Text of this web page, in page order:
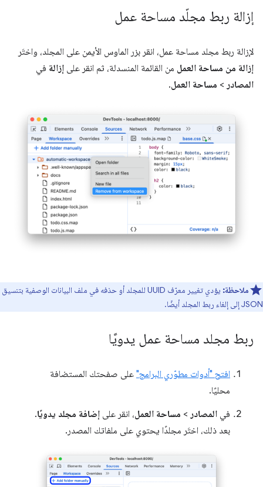
إزالة ربط مجلّد مساحة عمل
لإزالة ربط مجلد مساحة عمل، انقر بزر الماوس الأيمن على المجلد، واختَر
إزالة من مساحة العمل من القائمة المنسدلة، ثم انقر على إزالة في
المصادر > مساحة العمل.
ملاحظة:
يؤدي تغيير معرّف UUID للمجلد أو حذفه في ملف البيانات الوصفية بتنسيق
JSON إلى إلغاء ربط المجلد أيضًا.
ربط مجلد مساحة عمل يدويًا
افتح "أدوات مطوّري البرامج" على صفحتك المستضافة
محليًا.
في المصادر > مساحة العمل، انقر على إضافة مجلد يدويًا.
بعد ذلك، اختَر مجلدًا يحتوي على ملفاتك المصدر.